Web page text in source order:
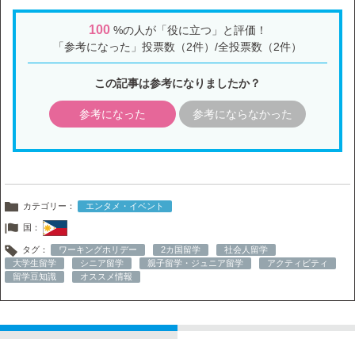
100%の人が「役に立つ」と評価！
「参考になった」投票数（2件）/全投票数（2件）
この記事は参考になりましたか？
参考になった 参考にならなかった
カテゴリー： エンタメ・イベント
国：
タグ： ワーキングホリデー 2カ国留学
社会人留学
大学生留学
シニア留学 親子留学・ジュニア留学
アクティビティ
留学豆知識
オススメ情報